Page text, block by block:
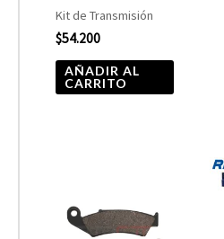
Kit de Transmisión
$54.200
AÑADIR AL
CARRITO